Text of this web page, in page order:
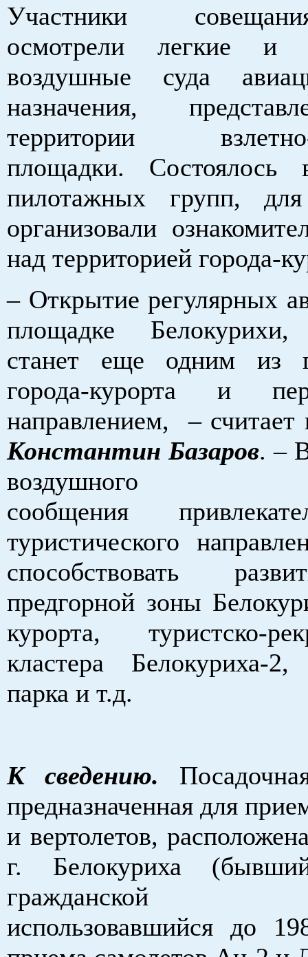
Участники
осмотрели легкие и
воздушные суда
назначения,
территории взлетно-
площадки. Состоялось
пилотажных групп,
организовали
над территорией города-
– Открытие регулярных
площадке Белокурихи,
станет еще одним из
города-курорта и
направлением, – считает
Константин Базаров. –
воздушного
сообщения
туристического
способствовать
предгорной зоны
курорта, туристско-
кластера Белокуриха-2,
парка и т.д.
К сведению.
предназначенная для
и вертолетов,
г. Белокуриха
гражданской
использовавшийся до